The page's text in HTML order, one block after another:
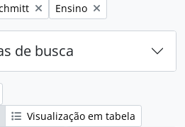
Remover filtro:
Ensino
de busca
Visualização em tabela